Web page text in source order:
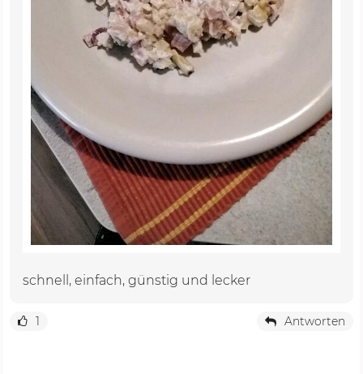
schnell, einfach, günstig und lecker
1 Antworten